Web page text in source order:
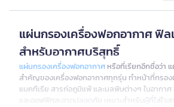
แผ่นกรองเครื่องฟอกอากาศ ฟิ
สำหรับอากาศบริสุทธิ์
แผ่นกรองเครื่องฟอกอากาศ หรือที่เรียกอีกชื่อว่า
สำคัญของเครื่องฟอกอากาศทุกรุ่น ทำหน้าที่กรอง
แบคทีเรีย สารก่อภูมิแพ้ และมลพิษต่างๆ ในอากาศ
และออฟฟิศสะอาดปลอดภัย เหมาะสำหรับผู้ที่ใส่ใจ